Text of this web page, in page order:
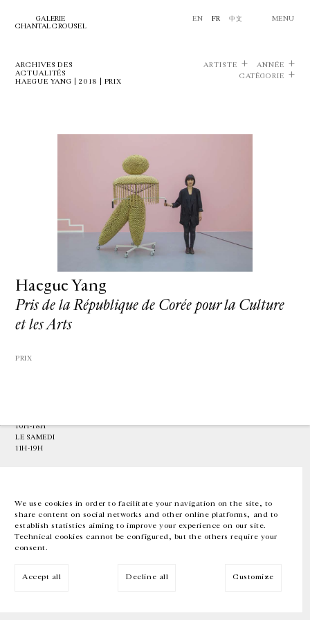
We use cookies in order to facilitate your navigation on the site, to
share content on social networks and other online platforms, and to
establish statistics aiming to improve your experience on our site.
Technical cookies cannot be configured, but the others require your
consent.
Accept all Decline all Customize
GALERIE
CHANTAL CROUSEL
EN FR 中文 MENU
ARCHIVES DES
ACTUALITÉS
HAEGUE YANG | 2018 | PRIX
ARTISTE
ANNÉE
CATÉGORIE
Haegue Yang
Pris de la République de Corée pour la Culture
et les Arts
PRIX
10 RUE CHARLOT, 75003 PARIS
10H-18H
LE SAMEDI
11H-19H
EN FR 中文 Facebook Instagram
Inscrivez-vous à notre newsletter